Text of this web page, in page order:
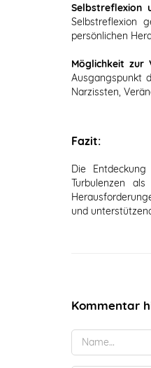
Selbstreflexion
Selbstreflexion
persönlichen
Möglichkeit zur
Ausgangspunkt
Narzissten,
Fazit:
Die
Turbulenzen
und
Kommentar